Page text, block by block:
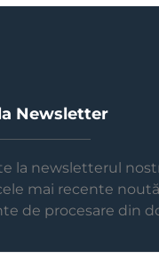
Newsletter
la newsletterul
mai recente
de procesare din